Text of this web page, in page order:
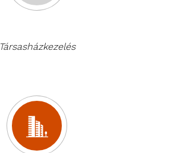
Társasházkezelés